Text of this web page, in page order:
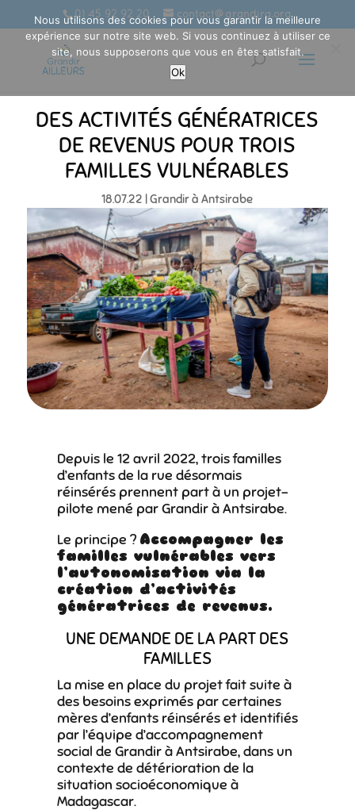
01 45 92 92 20 contact@grandira.org
DES ACTIVITÉS GÉNÉRATRICES
DE REVENUS POUR TROIS
FAMILLES VULNÉRABLES
18.07.22 |Grandir à Antsirabe
Depuis le 12 avril 2022, trois familles
d’enfants de la rue désormais
réinsérés prennent part à un projet-
pilote mené par Grandir à Antsirabe.
Le principe ?Accompagner les
familles vulnérables vers
l’autonomisation via la
création d’activités
génératrices de revenus.
UNE DEMANDE DE LA PART DES
FAMILLES
La mise en place du projet fait suite à
des besoins exprimés par certaines
mères d’enfants réinsérés et identifiés
par l’équipe d’accompagnement
social de Grandir à Antsirabe, dans un
contexte de détérioration de la
situation socioéconomique à
Madagascar.
Nous utilisons des cookies pour vous garantir la meilleure
expérience sur notre site web. Si vous continuez à utiliser ce
site, nous supposerons que vous en êtes satisfait.
Ok